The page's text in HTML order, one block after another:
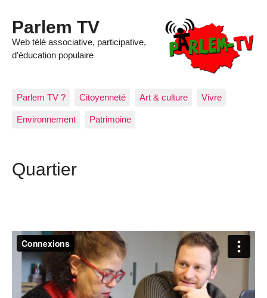
Parlem TV
Web télé associative, participative,
d’éducation populaire
Parlem TV ? Citoyenneté Art & culture Vivre
Environnement Patrimoine
Quartier